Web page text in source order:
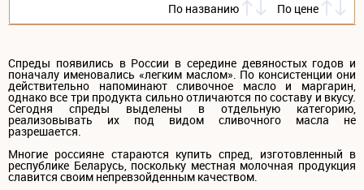
По названию По цене
Спреды появились в России в середине девяностых годов и
поначалу именовались «легким маслом». По консистенции они
действительно напоминают сливочное масло и маргарин,
однако все три продукта сильно отличаются по составу и вкусу.
Сегодня спреды выделены в отдельную категорию,
реализовывать их под видом сливочного масла не
разрешается.
Многие россияне стараются купить спред, изготовленный в
республике Беларусь, поскольку местная молочная продукция
славится своим непревзойденным качеством.